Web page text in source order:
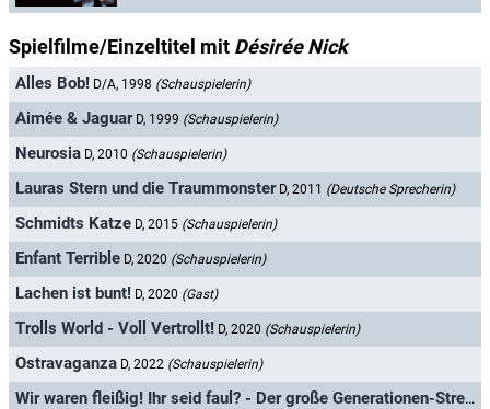
Spielfilme/Einzeltitel mit Désirée Nick
Alles Bob! D/A, 1998 (Schauspielerin)
Aimée & Jaguar D, 1999 (Schauspielerin)
Neurosia D, 2010 (Schauspielerin)
Lauras Stern und die Traummonster D, 2011 (Deutsche Sprecherin)
Schmidts Katze D, 2015 (Schauspielerin)
Enfant Terrible D, 2020 (Schauspielerin)
Lachen ist bunt! D, 2020 (Gast)
Trolls World - Voll Vertrollt! D, 2020 (Schauspielerin)
Ostravaganza D, 2022 (Schauspielerin)
Wir waren fleißig! Ihr seid faul? - Der große Generationen-Streit